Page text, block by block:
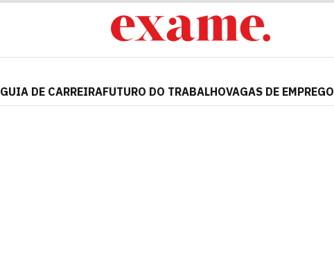
GUIA DE CARREIRAFUTURO DO TRABALHOVAGAS DE EMPREGO